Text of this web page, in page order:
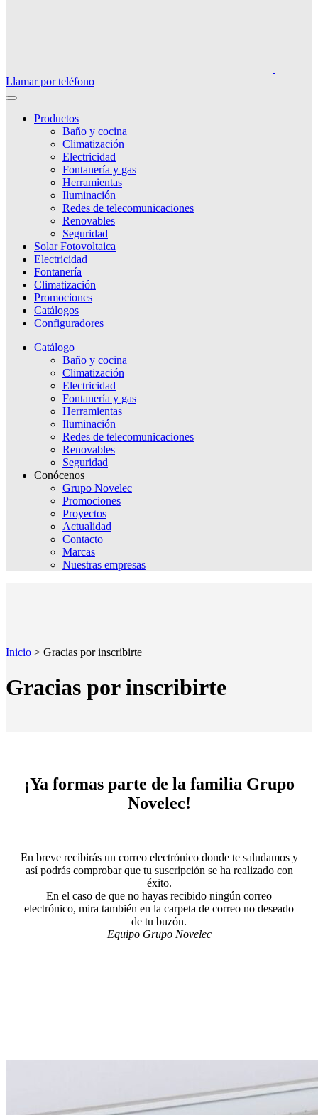
Llamar por teléfono
Productos
Baño y cocina
Climatización
Electricidad
Fontanería y gas
Herramientas
Iluminación
Redes de telecomunicaciones
Renovables
Seguridad
Solar Fotovoltaica
Electricidad
Fontanería
Climatización
Promociones
Catálogos
Configuradores
Catálogo
Baño y cocina
Climatización
Electricidad
Fontanería y gas
Herramientas
Iluminación
Redes de telecomunicaciones
Renovables
Seguridad
Conócenos
Grupo Novelec
Promociones
Proyectos
Actualidad
Contacto
Marcas
Nuestras empresas
Inicio > Gracias por inscribirte
Gracias por inscribirte
¡Ya formas parte de la familia Grupo
Novelec!
En breve recibirás un correo electrónico donde te saludamos y
así podrás comprobar que tu suscripción se ha realizado con
éxito.
En el caso de que no hayas recibido ningún correo
electrónico, mira también en la carpeta de correo no deseado
de tu buzón.
Equipo Grupo Novelec